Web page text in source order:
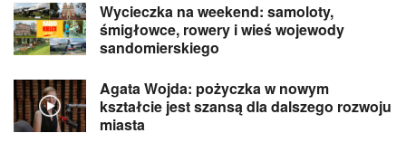
Wycieczka na weekend: samoloty,
śmigłowce, rowery i wieś wojewody
sandomierskiego
Agata Wojda: pożyczka w nowym
kształcie jest szansą dla dalszego rozwoju
miasta